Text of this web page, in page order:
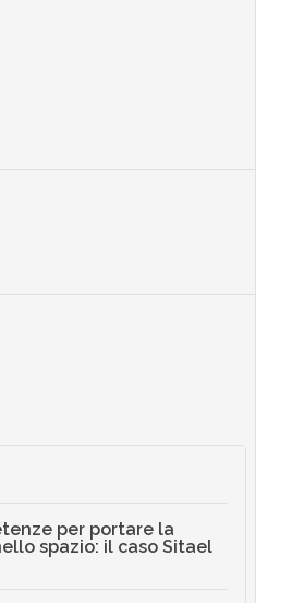
per portare la
spazio: il caso Sitael